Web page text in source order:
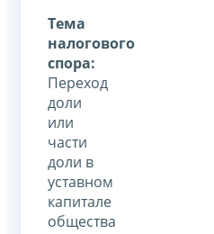
Тема
налогового
спора:
Переход
доли
или
части
доли в
уставном
капитале
общества